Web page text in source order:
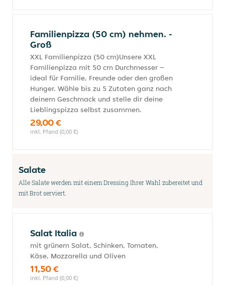
Familienpizza (50 cm) nehmen. -
Groß
XXL Familienpizza (50 cm)Unsere XXL
Familienpizza mit 50 cm Durchmesser –
ideal für Familie, Freunde oder den großen
Hunger. Wähle bis zu 5 Zutaten ganz nach
deinem Geschmack und stelle dir deine
Lieblingspizza selbst zusammen.
29,00 €
inkl. Pfand (0,00 €)
Salate
Alle Salate werden mit einem Dressing Ihrer Wahl zubereitet und
mit Brot serviert.
Salat Italia
mit grünem Salat, Schinken, Tomaten,
Käse, Mozzarella und Oliven
11,50 €
inkl. Pfand (0,00 €)